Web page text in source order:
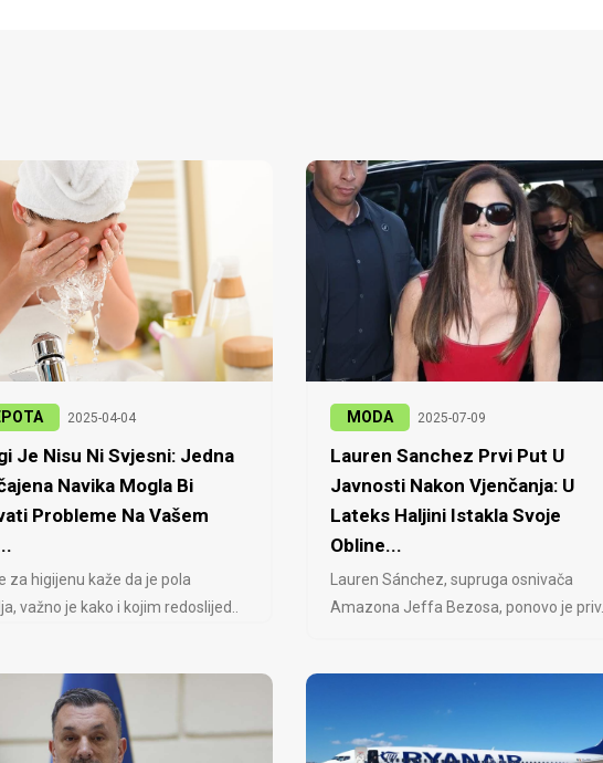
2025-04-04
Je Nisu Ni Svjesni: Jedna
Navika Mogla Bi
Probleme Na Vašem
za higijenu kaže da je pola
važno je kako i kojim redoslijed..
MODA 2025-07-09
Lauren Sanchez Prvi Put U
Javnosti Nakon Vjenčanja: U
Lateks Haljini Istakla Svoje
Obline...
Lauren Sánchez, supruga osnivača
Amazona Jeffa Bezosa, ponovo je priv..